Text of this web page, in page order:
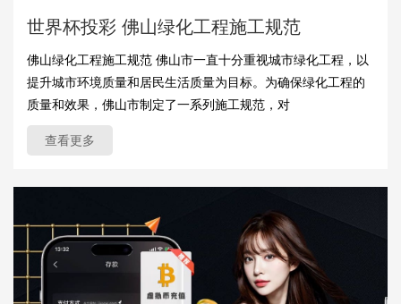
世界杯投彩 佛山绿化工程施工规范
佛山绿化工程施工规范 佛山市一直十分重视城市绿化工程，以
提升城市环境质量和居民生活质量为目标。为确保绿化工程的
质量和效果，佛山市制定了一系列施工规范，对
查看更多